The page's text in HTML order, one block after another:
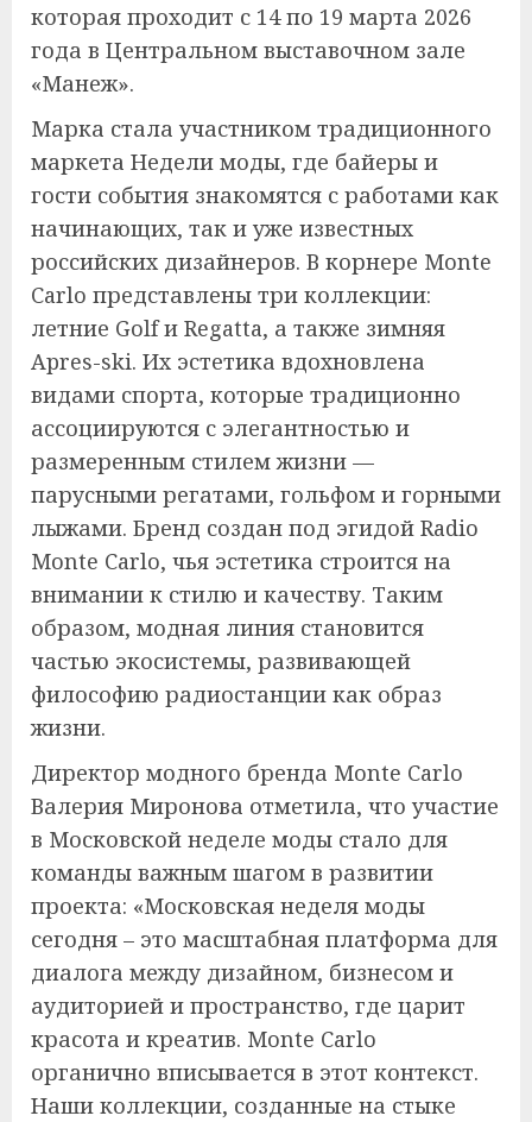
которая проходит с 14 по 19 марта 2026
года в Центральном выставочном зале
«Манеж».
Марка стала участником традиционного
маркета Недели моды, где байеры и
гости события знакомятся с работами как
начинающих, так и уже известных
российских дизайнеров. В корнере Monte
Carlo представлены три коллекции:
летние Golf и Regatta, а также зимняя
Apres-ski. Их эстетика вдохновлена
видами спорта, которые традиционно
ассоциируются с элегантностью и
размеренным стилем жизни —
парусными регатами, гольфом и горными
лыжами. Бренд создан под эгидой Radio
Monte Carlo, чья эстетика строится на
внимании к стилю и качеству. Таким
образом, модная линия становится
частью экосистемы, развивающей
философию радиостанции как образ
жизни.
Директор модного бренда Monte Carlo
Валерия Миронова отметила, что участие
в Московской неделе моды стало для
команды важным шагом в развитии
проекта: «Московская неделя моды
сегодня – это масштабная платформа для
диалога между дизайном, бизнесом и
аудиторией и пространство, где царит
красота и креатив. Monte Carlo
органично вписывается в этот контекст.
Наши коллекции, созданные на стыке